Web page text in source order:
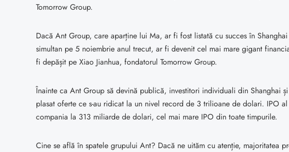
Tomorrow Group.
Dacă Ant Group, care aparține lui Ma, ar fi fost listată cu succes în
simultan pe 5 noiembrie anul trecut, ar fi devenit cel mai mare gigant
fi depășit pe Xiao Jianhua, fondatorul Tomorrow Group.
Înainte ca Ant Group să devină publică, investitori individuali din Shanghai
plasat oferte ce s-au ridicat la un nivel record de 3 trilioane de dolari. IPO
compania la 313 miliarde de dolari, cel mai mare IPO din toate timpurile.
Cine se află în spatele grupului Ant? Dacă ne uităm cu atenție, majoritatea